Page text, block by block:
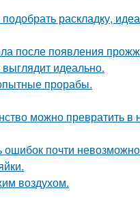
раскладку,
после появления
идеально.
прорабы.
можно превратить
почти
воздухом.